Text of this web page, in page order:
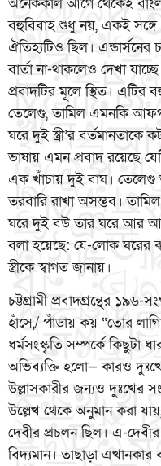
বহুবিবাহ শুধু নয়, একই সঙ্গে
ঐতিহ্যটিও ছিল। এন্ডার্সনের
বার্তা না-থাকলেও দেখা
প্রবাদটির মূলে স্থিত। এটির
তেলেগু, তামিল এমনকি
ঘরে দুই স্ত্রী’র
ভাষায় এমন প্রবাদ রয়েছে
এক খাঁচায় দুই বাঘ। তেলেগু
তরবারি রাখা অসম্ভব।
ঘরে দুই বউ তার ঘরে আর
বলা হয়েছে: যে-লোক ঘরের
স্ত্রীকে স্বাগত জানায়।
চট্টগ্রামী প্রবাদগ্রন্থের ১৯৬-
হাঁসে,/ পাঁডায় কয় “তোর
ধর্মসংস্কৃতি সম্পর্কে কিছুটা
অভিব্যক্তি হলো— কারও
উল্লাসকারীর জন্যও দুঃখের
উল্লেখ থেকে অনুমান করা যায়,
দেবীর প্রচলন ছিল। এ-
বিদ্যমান। তাছাড়া এখানকার